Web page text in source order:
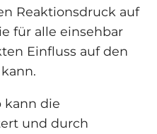
Reaktionsdruck auf
für alle einsehbar
Einfluss auf den
kann die
und durch